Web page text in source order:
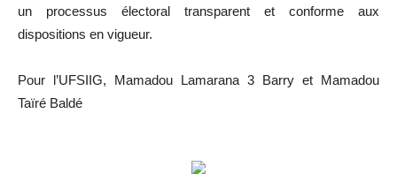
un processus électoral transparent et conforme aux
dispositions en vigueur.
Pour l’UFSIIG, Mamadou Lamarana 3 Barry et Mamadou
Taïré Baldé